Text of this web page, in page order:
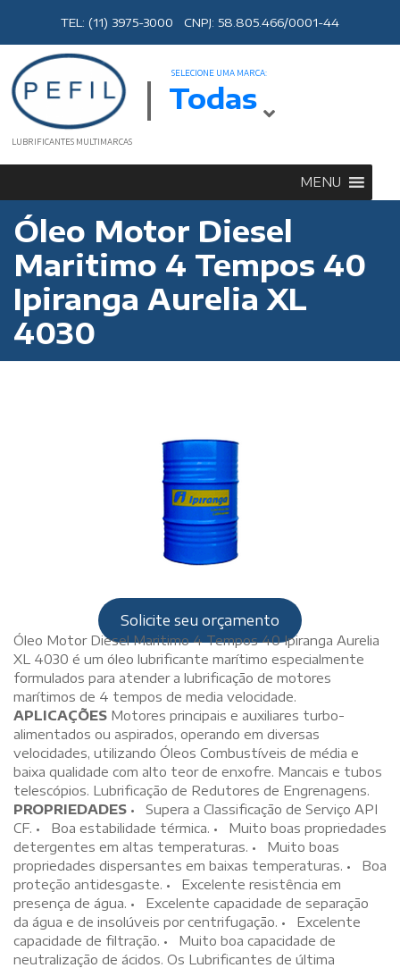
TEL: (11) 3975-3000 CNPJ: 58.805.466/0001-44
LUBRIFICANTES MULTIMARCAS
SELECIONE UMA MARCA:
Todas
MENU
Óleo Motor Diesel
Maritimo 4 Tempos 40
Ipiranga Aurelia XL
4030
Solicite seu orçamento
Óleo Motor Diesel Maritimo 4 Tempos 40 Ipiranga Aurelia
XL 4030 é um óleo lubrificante marítimo especialmente
formulados para atender a lubrificação de motores
marítimos de 4 tempos de media velocidade.
APLICAÇÕES Motores principais e auxiliares turbo-
alimentados ou aspirados, operando em diversas
velocidades, utilizando Óleos Combustíveis de média e
baixa qualidade com alto teor de enxofre. Mancais e tubos
telescópios. Lubrificação de Redutores de Engrenagens.
PROPRIEDADES • Supera a Classificação de Serviço API
CF. • Boa estabilidade térmica. • Muito boas propriedades
detergentes em altas temperaturas. • Muito boas
propriedades dispersantes em baixas temperaturas. • Boa
proteção antidesgaste. • Excelente resistência em
presença de água. • Excelente capacidade de separação
da água e de insolúveis por centrifugação. • Excelente
capacidade de filtração. • Muito boa capacidade de
neutralização de ácidos. Os Lubrificantes de última